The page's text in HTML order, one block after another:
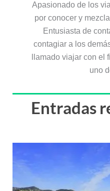
Apasionado de los
por conocer y
Entusiasta de
contagiar a los
llamado viajar con el
uno
Entradas